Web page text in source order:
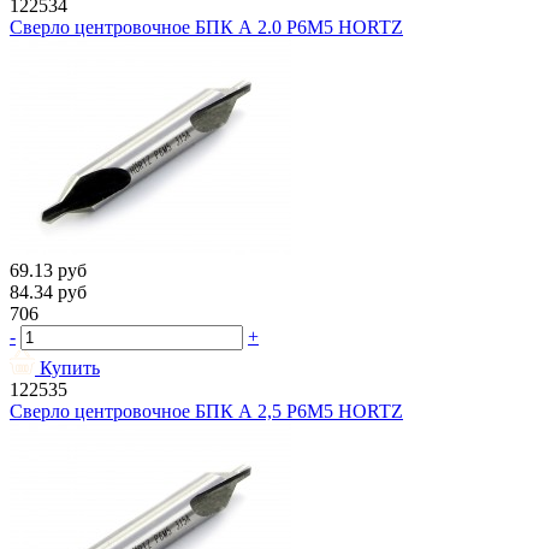
122534
Сверло центровочное БПК А 2.0 Р6М5 HORTZ
69.13 руб
84.34 руб
706
-
+
Купить
122535
Сверло центровочное БПК А 2,5 Р6М5 HORTZ